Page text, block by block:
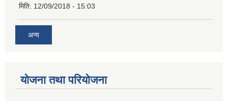
मिति: 12/09/2018 - 15:03
अन्य
योजना तथा परियोजना